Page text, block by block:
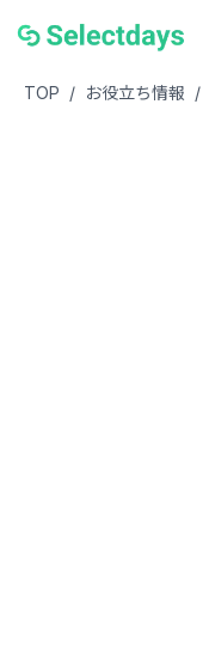
TOP / お役立ち情報 /